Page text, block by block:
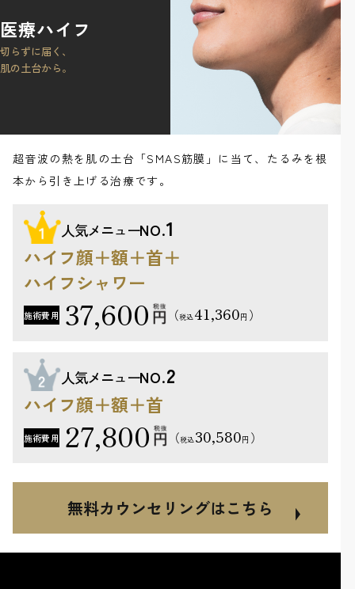
医療ハイフ
切らずに届く、
肌の土台から。
超音波の熱を肌の土台「SMAS筋膜」に当て、たるみを根
本から引き上げる治療です。
人気メニューNO.1
ハイフ顔＋額＋首＋
ハイフシャワー
施術費用 37,600 （税込41,360円 ）
人気メニューNO.2
ハイフ顔＋額＋首
施術費用 27,800 （税込30,580円 ）
無料カウンセリングはこちら